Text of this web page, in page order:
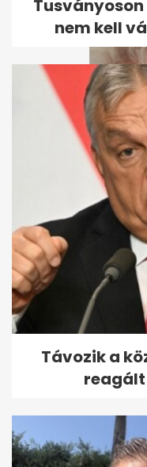
A
nem
nem kell
Távozik a
reagált